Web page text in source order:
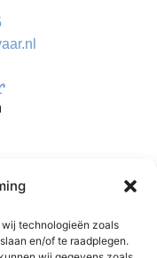
technologieën zoals
en/of te raadplegen.
van